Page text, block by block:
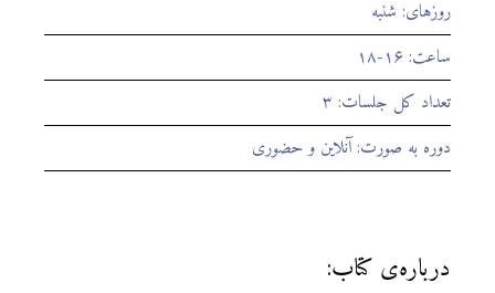
روزهای: شنبه
ساعت: ۱۶-۱۸
تعداد کل جلسات: ۳
دوره به صورت: آنلاین و حضوری
درباره‌ی کتاب: